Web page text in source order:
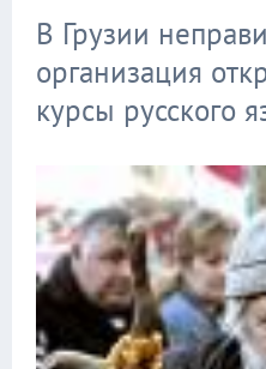
В Грузии
организация
курсы русского